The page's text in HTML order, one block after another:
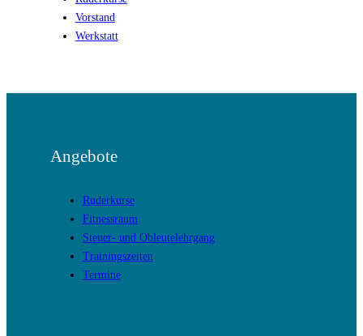
Vorstand
Werkstatt
Angebote
Ruderkurse
Fitnessraum
Steuer- und Obleutelehrgang
Trainingszeiten
Termine